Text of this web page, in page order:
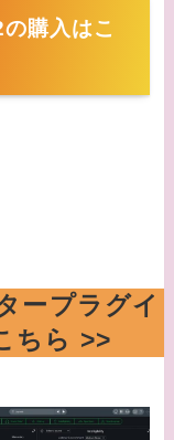
購入はこ
ープラグイ
ちら >>